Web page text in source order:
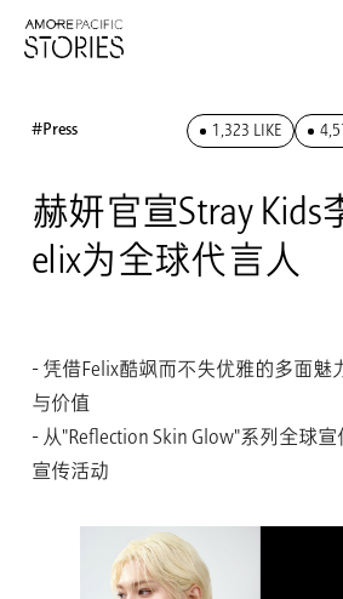
#Press 1,323 LIKE
赫妍官宣Stray Kids
elix为全球代言人
- 凭借Felix酷飒而不失优雅的多面魅
与价值
- 从"Reflection Skin Glow"系列全球
宣传活动